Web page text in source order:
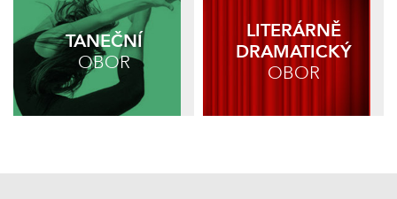
TANEČNÍ
OBOR
LITERÁRNĚ
DRAMATICKÝ
OBOR